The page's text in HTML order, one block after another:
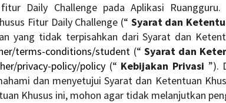
Daily Challenge pada Aplikasi
Fitur Daily Challenge (“ Syarat dan
yang tidak terpisahkan dari Syarat dan
terms-conditions/student (“ Syarat dan
privacy-policy/policy (“ Kebijakan Privasi ”).
dan menyetujui Syarat dan Ketentuan
Khusus ini, mohon agar tidak melanjutkan